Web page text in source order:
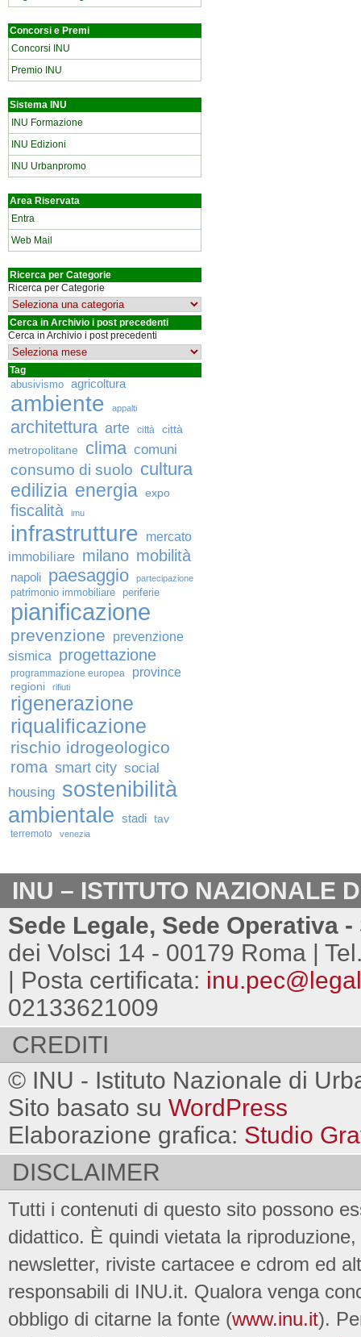
Concorsi e Premi
Concorsi INU
Premio INU
Sistema INU
INU Formazione
INU Edizioni
INU Urbanpromo
Area Riservata
Entra
Web Mail
Ricerca per Categorie
Ricerca per Categorie
Cerca in Archivio i post precedenti
Cerca in Archivio i post precedenti
Tag
abusivismo agricoltura
ambiente appalti
architettura arte città
città
metropolitane
clima comuni
consumo di suolo cultura
edilizia energia expo
fiscalità imu
infrastrutture
mercato
immobiliare milano mobilità
napoli paesaggio partecipazione
patrimonio immobiliare periferie
pianificazione
prevenzione
prevenzione
sismica
progettazione
programmazione europea province
regioni rifiuti
rigenerazione
riqualificazione
rischio idrogeologico
roma smart city social
housing sostenibilità
ambientale stadi tav
terremoto venezia
INU – ISTITUTO NAZIONALE
Sede Legale, Sede Operativa
dei Volsci 14 - 00179 Roma |
| Posta certificata:
02133621009
CREDITI
© INU - Istituto Nazionale di
Sito basato su WordPress
Elaborazione grafica: Studio
DISCLAIMER
Tutti i contenuti di questo sito possono
didattico. È quindi vietata la
newsletter, riviste cartacee e cdrom ed
responsabili di INU.it. Qualora venga
obbligo di citarne la fonte (www.inu.it).